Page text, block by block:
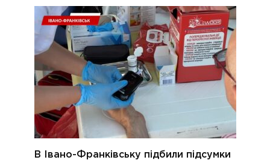
В Івано-Франківську підбили підсумки